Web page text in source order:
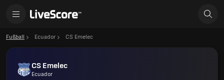
Fußball Ecuador CS Emelec
CS Emelec
Ecuador